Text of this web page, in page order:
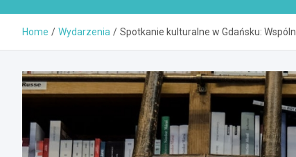
Home Wydarzenia Spotkanie kulturalne w Gdańsku: